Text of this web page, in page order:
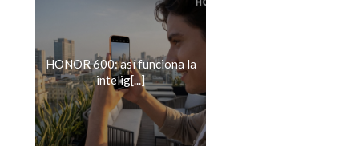
HONOR 600: así funciona la
intelig[...]